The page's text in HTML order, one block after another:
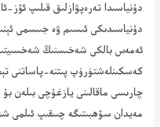
دۇنياسىدا تەرەپۋازلىق قىلىپ ئۆز-
دۇنياسىدىكى ئىسىم ۋە جىىسمى
ئەمەس بالكى شەخىسنىڭ
كەسكىنلەشتۈرۈپ پىتنە-پاساتنى
چارىسى ماقالىنى يازغۇچى بىلەن
مەيدان سۆھبىتىگە چىىقىپ ئىلمى